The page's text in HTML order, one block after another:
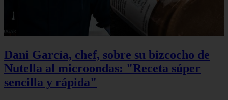
Dani García, chef, sobre su bizcocho de
Nutella al microondas: "Receta súper
sencilla y rápida"